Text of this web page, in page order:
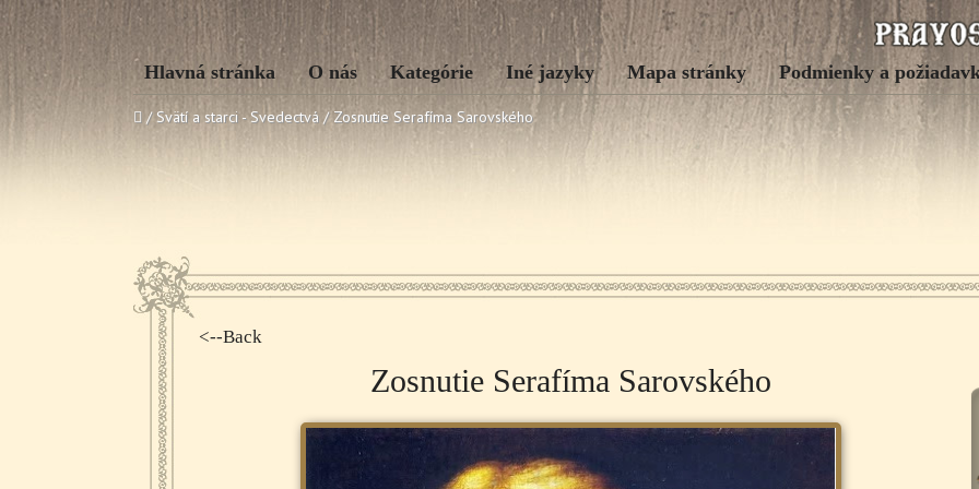
Hlavná stránka O nás Kategórie Iné jazyky Mapa stránky Podmienky a
/ Svätí a starci - Svedectvá /Zosnutie Serafíma Sarovského
<--Back
Zosnutie Serafíma Sarovského